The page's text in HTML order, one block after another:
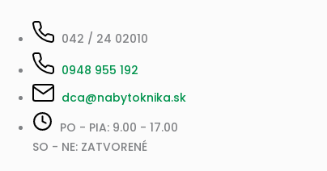
042 / 24 02010
0948 955 192
dca@nabytoknika.sk
PO - PIA: 9.00 - 17.00
SO - NE: ZATVORENÉ